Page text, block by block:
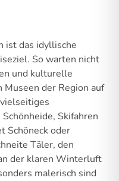
ist das idyllische
So warten nicht
und kulturelle
der Region auf
Skifahren
Schöneck oder
Täler, den
der klaren Winterluft
malerisch sind